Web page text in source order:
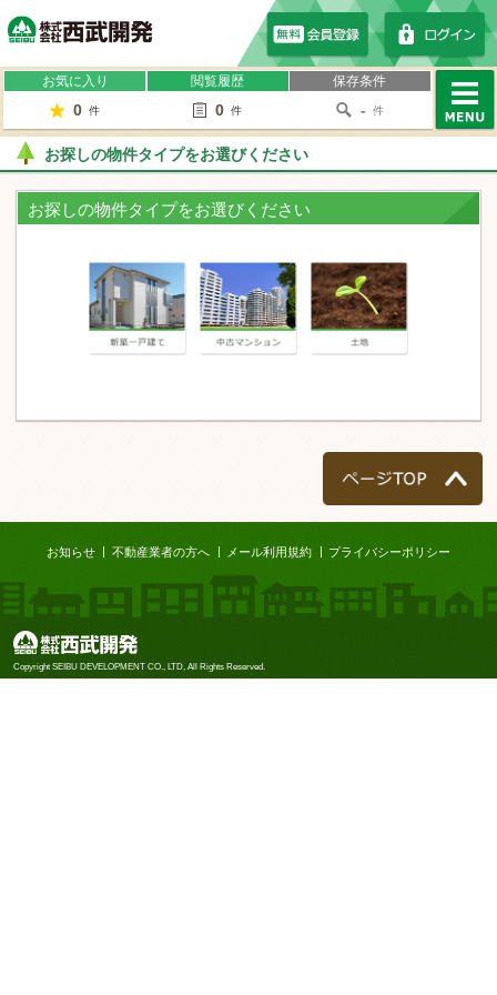
お気に入り
0 件
閲覧履歴
0 件
保存条件
- 件
お探しの物件タイプをお選びください
お探しの物件タイプをお選びください
お知らせ 不動産業者の方へ メール利用規約 プライバシーポリシー
株式会社西武開発
Copyright SEIBU DEVELOPMENT CO., LTD, All Rights Reserved.